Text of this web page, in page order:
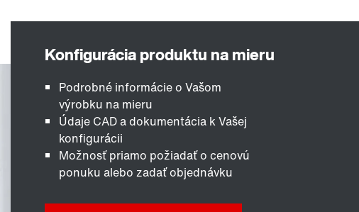
Podrobné informácie o Vašom
výrobku na mieru
Údaje CAD a dokumentácia k Vašej
konfigurácii
Možnosť priamo požiadať o cenovú
ponuku alebo zadať objednávku